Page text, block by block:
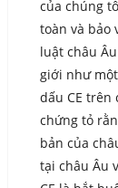
của chúng
toàn và bảo
luật châu
giới như
dấu CE trên
chứng tỏ
bản của
tại châu Âu